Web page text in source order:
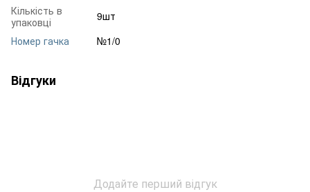
Кількість в
упаковці
9шт
Номер гачка
№1/0
Відгуки
Додайте перший відгук